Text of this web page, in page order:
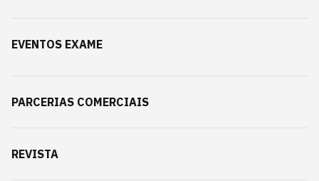
EVENTOS EXAME
PARCERIAS COMERCIAIS
REVISTA